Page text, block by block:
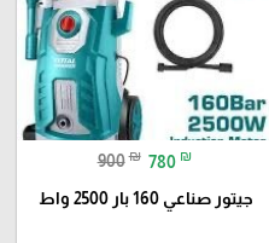
900 ₪ 780 ₪
جيتور صناعي 160 بار 2500 واط